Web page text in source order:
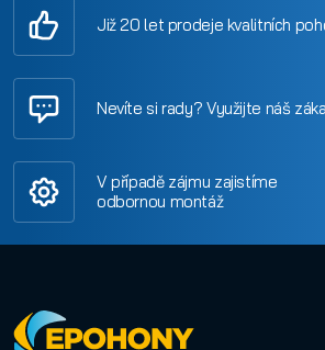
Již 20 let prodeje kvalitních
Nevíte si rady? Využijte náš
V případě zájmu zajistíme
odbornou montáž